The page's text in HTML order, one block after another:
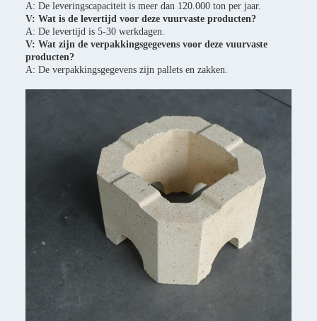
A: De leveringscapaciteit is meer dan 120.000 ton per jaar.
V: Wat is de levertijd voor deze vuurvaste producten?
A: De levertijd is 5-30 werkdagen.
V: Wat zijn de verpakkingsgegevens voor deze vuurvaste
producten?
A: De verpakkingsgegevens zijn pallets en zakken.